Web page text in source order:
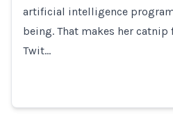
artificial intelligence
being. That makes her catnip
Twit…